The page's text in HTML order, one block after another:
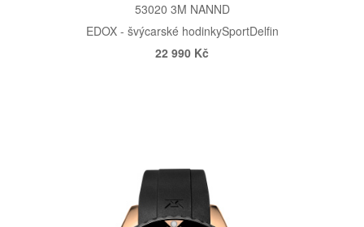
53020 3M NANND
EDOX - švýcarské hodinkySportDelfin
22 990 Kč